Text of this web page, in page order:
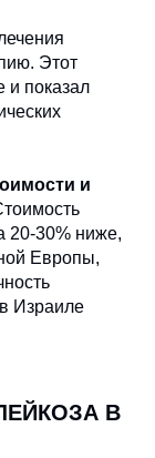
Этот
и показал
и
20-30% ниже,
Европы,
Израиле
В